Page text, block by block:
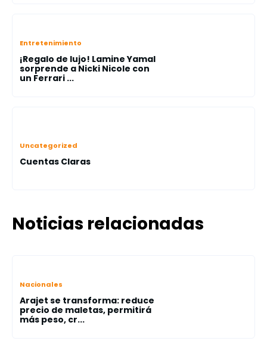
Entretenimiento
¡Regalo de lujo! Lamine Yamal
sorprende a Nicki Nicole con
un Ferrari ...
Uncategorized
Cuentas Claras
Noticias relacionadas
Nacionales
Arajet se transforma: reduce
precio de maletas, permitirá
más peso, cr...